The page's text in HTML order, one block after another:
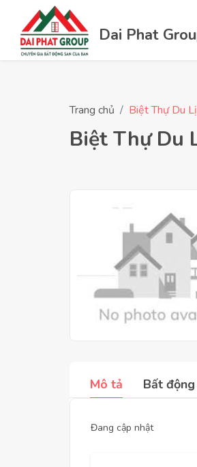
Dai Phat
Trang chủ Biệt Thự Du
Biệt Thự Du
Mô tả Bất
Đang cập nhật